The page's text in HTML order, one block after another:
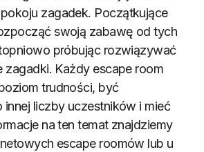
zagadek. Początkujące
swoją zabawę od tych
próbując rozwiązywać
zagadki. Każdy escape room
trudności, być
liczby uczestników i mieć
na ten temat znajdziemy
escape roomów lub u